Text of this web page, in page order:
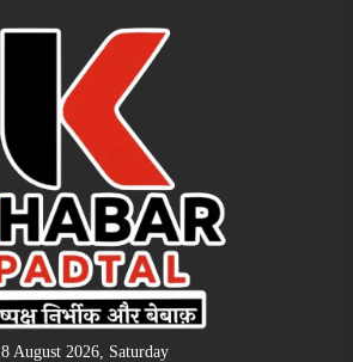
8 August 2026, Saturday